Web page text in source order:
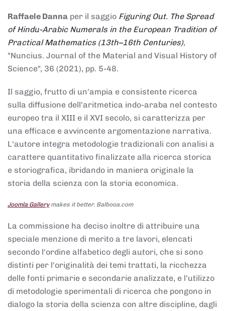
Raffaele Danna per il saggio Figuring Out. The Spread
of Hindu-Arabic Numerals in the European Tradition of
Practical Mathematics (13th–16th Centuries),
"Nuncius. Journal of the Material and Visual History of
Science", 36 (2021), pp. 5-48.
Il saggio, frutto di un'ampia e consistente ricerca
sulla diffusione dell'aritmetica indo-araba nel contesto
europeo tra il XIII e il XVI secolo, si caratterizza per
una efficace e avvincente argomentazione narrativa.
L'autore integra metodologie tradizionali con analisi a
carattere quantitativo finalizzate alla ricerca storica
e storiografica, ibridando in maniera originale la
storia della scienza con la storia economica.
Joomla Gallerymakes it better. Balbooa.com
La commissione ha deciso inoltre di attribuire una
speciale menzione di merito a tre lavori, elencati
secondo l'ordine alfabetico degli autori, che si sono
distinti per l'originalità dei temi trattati, la ricchezza
delle fonti primarie e secondarie analizzate, e l'utilizzo
di metodologie sperimentali di ricerca che pongono in
dialogo la storia della scienza con altre discipline, dagli